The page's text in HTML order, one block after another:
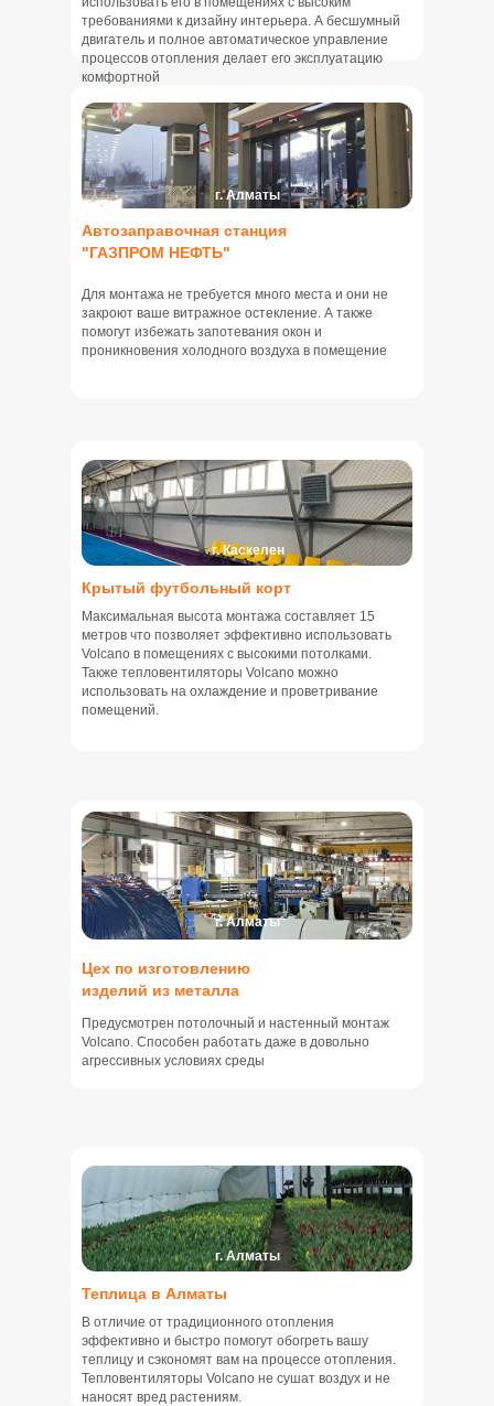
Крытый футбольный корт
г. Каскелен
Максимальная высота монтажа составляет 15
метров что позволяет эффективно использовать
Volcano в помещениях с высокими потолками.
Также тепловентиляторы Volcano можно
использовать на охлаждение и проветривание
помещений.
требованиями к дизайну интерьера. А бесшумный
двигатель и полное автоматическое управление
процессов отопления делает его эксплуатацию
комфортной
Цех по изготовлению
изделий из металла
Предусмотрен потолочный и настенный монтаж
Volcano. Способен работать даже в довольно
агрессивных условиях среды
г. Алматы
Автозаправочная станция
"ГАЗПРОМ НЕФТЬ"
Для монтажа не требуется много места и они не
закроют ваше витражное остекление. А также
помогут избежать запотевания окон и
проникновения холодного воздуха в помещение
г. Алматы
Теплица в Алматы
г. Алматы
В отличие от традиционного отопления
эффективно и быстро помогут обогреть вашу
теплицу и сэкономят вам на процессе отопления.
Тепловентиляторы Volcano не сушат воздух и не
наносят вред растениям.